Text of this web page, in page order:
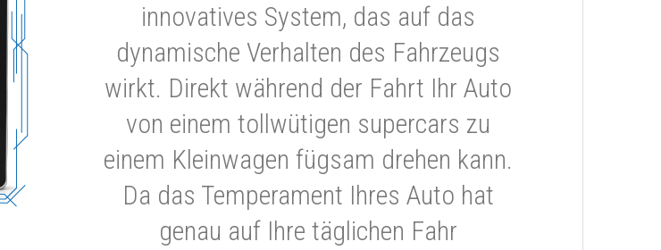
innovatives System, das auf das
dynamische Verhalten des Fahrzeugs
wirkt. Direkt während der Fahrt Ihr Auto
von einem tollwütigen supercars zu
einem Kleinwagen fügsam drehen kann.
Da das Temperament Ihres Auto hat
genau auf Ihre täglichen Fahr